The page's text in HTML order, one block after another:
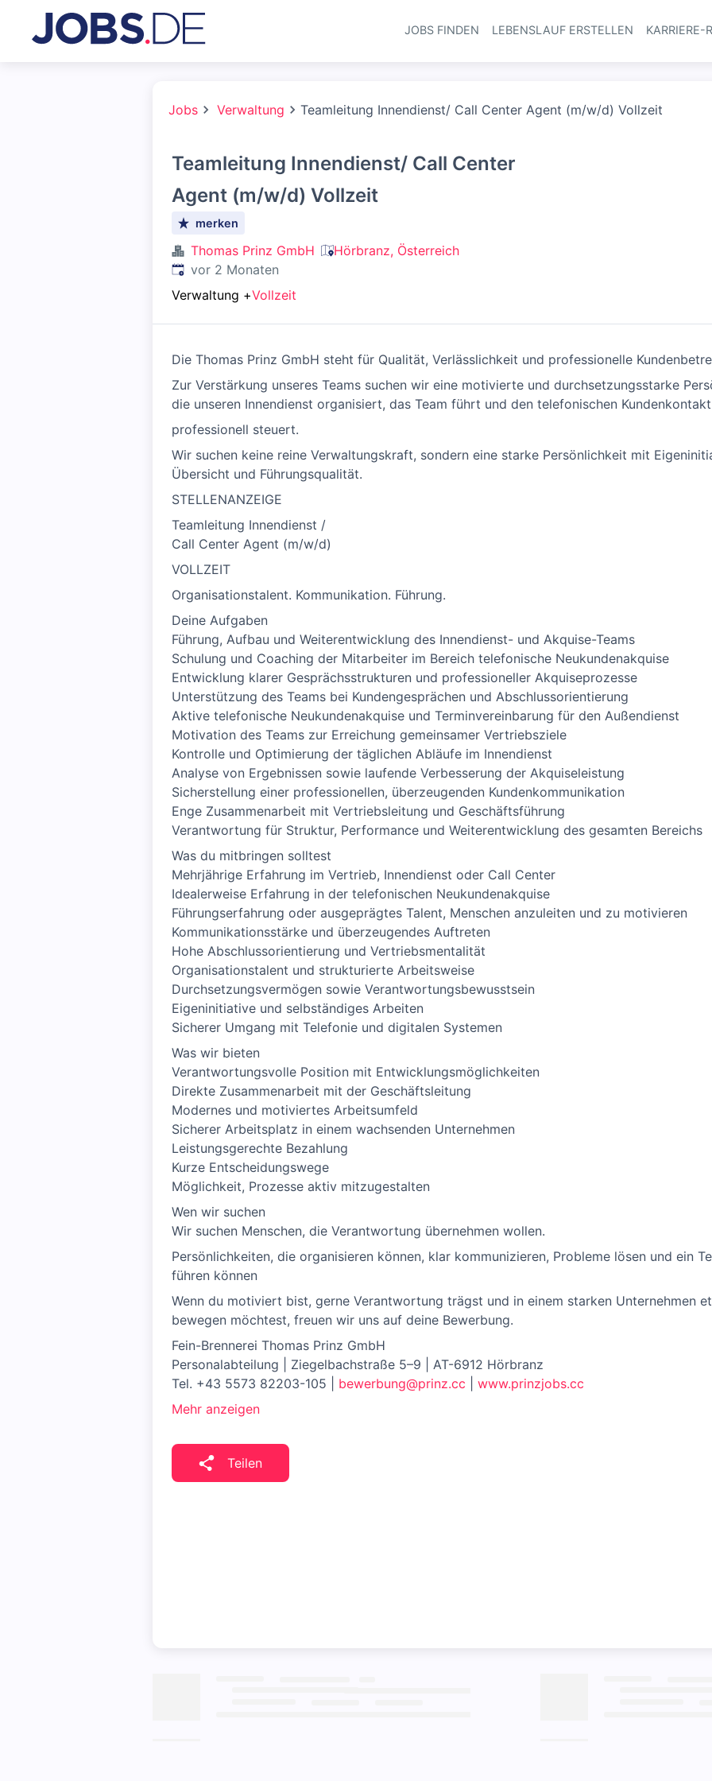
Haupt-
JOBS FINDEN LEBENSLAUF ERSTELLEN KARRIERE-
Jobs Verwaltung Teamleitung Innendienst/ Call Center Agent (m/w/d) Vollzeit
Teamleitung Innendienst/ Call Center
Agent (m/w/d) Vollzeit
merken
Thomas Prinz GmbH
Hörbranz, Österreich
Veröffentlicht:
vor 2 Monaten
Verwaltung +Vollzeit
Die Thomas Prinz GmbH steht für Qualität, Verlässlichkeit und professionelle
Zur Verstärkung unseres Teams suchen wir eine motivierte und durchsetzungsstarke
die unseren Innendienst organisiert, das Team führt und den telefonischen Kundenkontakt
professionell steuert.
Wir suchen keine reine Verwaltungskraft, sondern eine starke Persönlichkeit mit
Übersicht und Führungsqualität.
STELLENANZEIGE
Teamleitung Innendienst /
Call Center Agent (m/w/d)
VOLLZEIT
Organisationstalent. Kommunikation. Führung.
Deine Aufgaben
Führung, Aufbau und Weiterentwicklung des Innendienst- und Akquise-Teams
Schulung und Coaching der Mitarbeiter im Bereich telefonische Neukundenakquise
Entwicklung klarer Gesprächsstrukturen und professioneller Akquiseprozesse
Unterstützung des Teams bei Kundengesprächen und Abschlussorientierung
Aktive telefonische Neukundenakquise und Terminvereinbarung für den Außendienst
Motivation des Teams zur Erreichung gemeinsamer Vertriebsziele
Kontrolle und Optimierung der täglichen Abläufe im Innendienst
Analyse von Ergebnissen sowie laufende Verbesserung der Akquiseleistung
Sicherstellung einer professionellen, überzeugenden Kundenkommunikation
Enge Zusammenarbeit mit Vertriebsleitung und Geschäftsführung
Verantwortung für Struktur, Performance und Weiterentwicklung des gesamten Bereichs
Was du mitbringen solltest
Mehrjährige Erfahrung im Vertrieb, Innendienst oder Call Center
Idealerweise Erfahrung in der telefonischen Neukundenakquise
Führungserfahrung oder ausgeprägtes Talent, Menschen anzuleiten und zu motivieren
Kommunikationsstärke und überzeugendes Auftreten
Hohe Abschlussorientierung und Vertriebsmentalität
Organisationstalent und strukturierte Arbeitsweise
Durchsetzungsvermögen sowie Verantwortungsbewusstsein
Eigeninitiative und selbständiges Arbeiten
Sicherer Umgang mit Telefonie und digitalen Systemen
Was wir bieten
Verantwortungsvolle Position mit Entwicklungsmöglichkeiten
Direkte Zusammenarbeit mit der Geschäftsleitung
Modernes und motiviertes Arbeitsumfeld
Sicherer Arbeitsplatz in einem wachsenden Unternehmen
Leistungsgerechte Bezahlung
Kurze Entscheidungswege
Möglichkeit, Prozesse aktiv mitzugestalten
Wen wir suchen
Wir suchen Menschen, die Verantwortung übernehmen wollen.
Persönlichkeiten, die organisieren können, klar kommunizieren, Probleme lösen und ein
führen können
Wenn du motiviert bist, gerne Verantwortung trägst und in einem starken Unternehmen
bewegen möchtest, freuen wir uns auf deine Bewerbung.
Fein-Brennerei Thomas Prinz GmbH
Personalabteilung | Ziegelbachstraße 5–9 | AT-6912 Hörbranz
Tel. +43 5573 82203-105 | bewerbung@prinz.cc
www.prinzjobs.cc
Mehr anzeigen
Teilen